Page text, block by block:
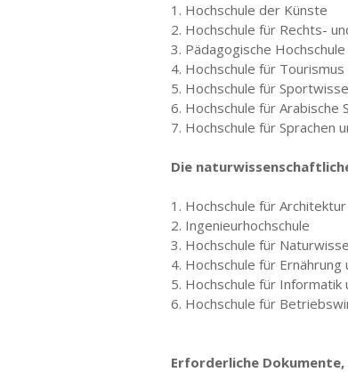
1. Hochschule der Künste
2. Hochschule für Rechts-
3. Pädagogische Hochschule
4. Hochschule für
5. Hochschule für
6. Hochschule für Arabische
7. Hochschule für Sprachen
Die
1. Hochschule für
2. Ingenieurhochschule
3. Hochschule für
4. Hochschule für
5. Hochschule für
6. Hochschule für
Erforderliche